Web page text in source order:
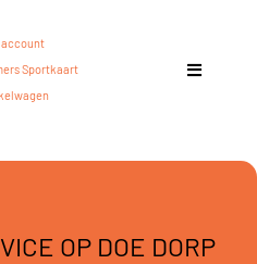
account
Sportkaart
OP DOE DORP